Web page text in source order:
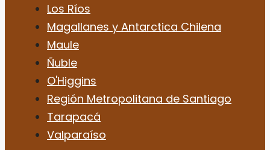
Los Ríos
Magallanes y Antarctica Chilena
Maule
Ñuble
O'Higgins
Región Metropolitana de Santiago
Tarapacá
Valparaíso